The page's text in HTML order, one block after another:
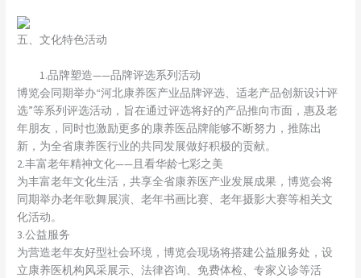
五、文化特色活动
1.品牌塑造——品牌评选系列活动
博览会同期举办“河北康养医产业品牌评选、适老产品创新设计评
选”等系列评选活动，旨在通过评选将好的产品推向市面，惠及老
年朋友，同时也激励更多的康养医品牌能够不断努力，推陈出
新，为全省康养医行业的共同发展做好积极的贡献。
2.丰富老年精神文化——且看华龄七彩之美
为丰富老年文化生活，共享全省康养医产业发展成果，博览会将
同期举办老年歌舞展演、老年书画比赛、老年摄影大赛等相关文
化活动。
3.公益服务
为营造老年友好型社会环境，博览会现场将搭建公益服务处，设
立康养医机构风采展示、法律咨询、免费体检、专家义诊等活